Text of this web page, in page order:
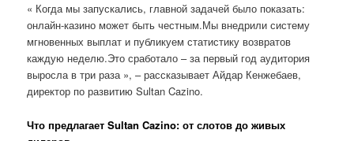
« Когда мы запускались, главной задачей было показать:
онлайн-казино может быть честным.Мы внедрили систему
мгновенных выплат и публикуем статистику возвратов
каждую неделю.Это сработало – за первый год аудитория
выросла в три раза », – рассказывает Айдар Кенжебаев,
директор по развитию Sultan Cazino.
Что предлагает Sultan Cazino: от слотов до живых